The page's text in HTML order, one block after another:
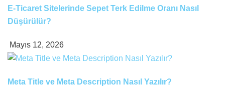
E-Ticaret Sitelerinde Sepet Terk Edilme Oranı Nasıl
Düşürülür?
Mayıs 12, 2026
Meta Title ve Meta Description Nasıl Yazılır?